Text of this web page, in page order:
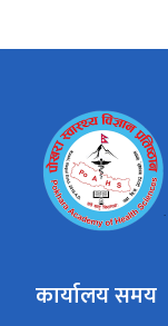
कार्यालय समय